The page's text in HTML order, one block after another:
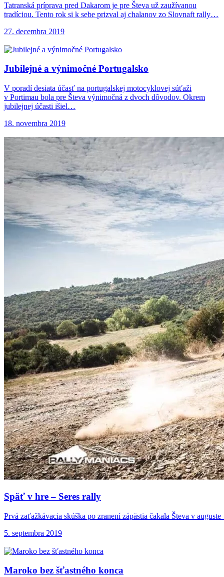
Tatranská príprava pred Dakarom je pre Števa už zaužívanou
tradíciou. Tento rok si k sebe prizval aj chalanov zo Slovnaft rally…
27. decembra 2019
Jubilejné a výnimočné Portugalsko
V poradí desiata účasť na portugalskej motocyklovej súťaži
v Portimau bola pre Števa výnimočná z dvoch dôvodov. Okrem
jubilejnej účasti išiel…
18. novembra 2019
Späť v hre – Seres rally
Prvá zaťažkávacia skúška po zranení zápästia čakala Števa v auguste
5. septembra 2019
Maroko bez šťastného konca